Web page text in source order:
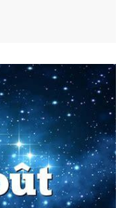
tournoi de
fête clôturés par un